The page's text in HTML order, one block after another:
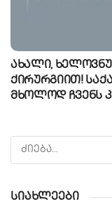
ახალი,
ქირურგიით!
მხოლოდ ჩვენს
სიახლეები